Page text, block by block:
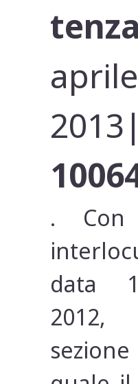
tenza
aprile
2013|
. Con
data